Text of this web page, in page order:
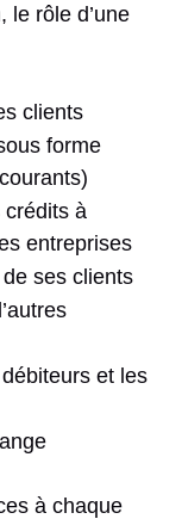
le rôle d’une
clients
forme
crédits à
entreprises
ses clients
et les
à chaque